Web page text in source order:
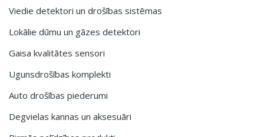
Viedie detektori un drošības sistēmas
Lokālie dūmu un gāzes detektori
Gaisa kvalitātes sensori
Ugunsdrošības komplekti
Auto drošības piederumi
Degvielas kannas un aksesuāri